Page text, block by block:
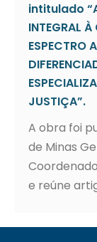
intitulado “A
INTEGRAL
ESPECTRO
JUSTIÇA”.
A obra foi
de Minas
e reúne